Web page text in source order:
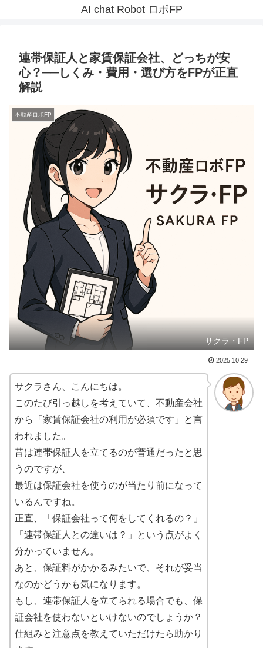
AI chat Robot ロボFP
連帯保証人と家賃保証会社、どっちが安
心？──しくみ・費用・選び方をFPが正直
解説
不動産ロボFP
サクラ・FP
2025.10.29
サクラさん、こんにちは。
このたび引っ越しを考えていて、不動産会社
から「家賃保証会社の利用が必須です」と言
われました。
昔は連帯保証人を立てるのが普通だったと思
うのですが、
最近は保証会社を使うのが当たり前になって
いるんですね。
正直、「保証会社って何をしてくれるの？」
「連帯保証人との違いは？」という点がよく
分かっていません。
あと、保証料がかかるみたいで、それが妥当
なのかどうかも気になります。
もし、連帯保証人を立てられる場合でも、保
証会社を使わないといけないのでしょうか？
仕組みと注意点を教えていただけたら助かり